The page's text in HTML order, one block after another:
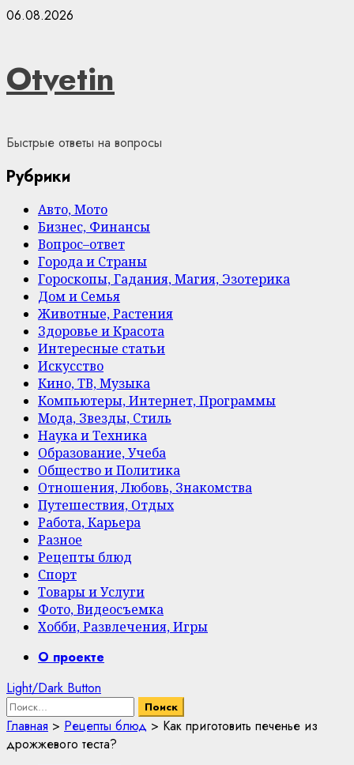
Skip
06.08.2026
Otvetin
Быстрые ответы на вопросы
Рубрики
Авто, Мото
Бизнес, Финансы
Вопрос–ответ
Города и Страны
Гороскопы, Гадания, Магия, Эзотерика
Дом и Семья
Животные, Растения
Здоровье и Красота
Интересные статьи
Искусство
Кино, ТВ, Музыка
Компьютеры, Интернет, Программы
Мода, Звезды, Стиль
Наука и Техника
Образование, Учеба
Общество и Политика
Отношения, Любовь, Знакомства
Путешествия, Отдых
Работа, Карьера
Разное
Рецепты блюд
Спорт
Товары и Услуги
Фото, Видеосъемка
Хобби, Развлечения, Игры
PrimaryО проекте
Light/Dark Button
Найти:
Главная > Рецепты блюд > Как приготовить печенье из
дрожжевого теста?